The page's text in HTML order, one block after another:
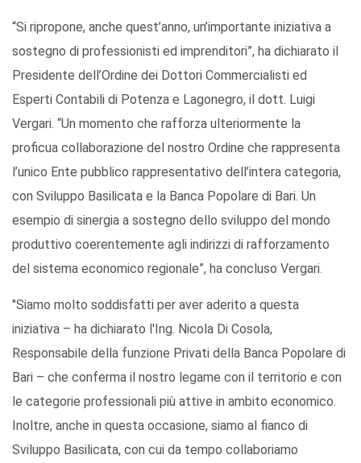
“Si ripropone, anche quest’anno, un’importante iniziativa a
sostegno di professionisti ed imprenditori”, ha dichiarato il
Presidente dell’Ordine dei Dottori Commercialisti ed
Esperti Contabili di Potenza e Lagonegro, il dott. Luigi
Vergari. “Un momento che rafforza ulteriormente la
proficua collaborazione del nostro Ordine che rappresenta
l’unico Ente pubblico rappresentativo dell’intera categoria,
con Sviluppo Basilicata e la Banca Popolare di Bari. Un
esempio di sinergia a sostegno dello sviluppo del mondo
produttivo coerentemente agli indirizzi di rafforzamento
del sistema economico regionale”, ha concluso Vergari.
"Siamo molto soddisfatti per aver aderito a questa
iniziativa – ha dichiarato l'Ing. Nicola Di Cosola,
Responsabile della funzione Privati della Banca Popolare di
Bari – che conferma il nostro legame con il territorio e con
le categorie professionali più attive in ambito economico.
Inoltre, anche in questa occasione, siamo al fianco di
Sviluppo Basilicata, con cui da tempo collaboriamo